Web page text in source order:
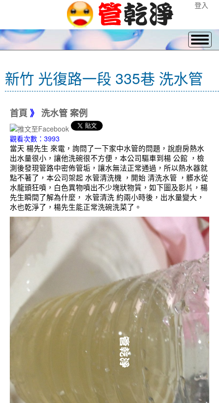
登入
新竹 光復路一段 335巷 洗水管
首頁 》 洗水管 案例
觀看次數：3993
當天 楊先生 來電，詢問了一下家中水管的問題，說廚房熱水
出水量很小，讓他洗碗很不方便，本公司驅車到楊 公館 ，檢
測後發現管路中密佈管垢，讓水無法正常通過，所以熱水器就
點不著了，本公司架起 水管清洗機 ，開始 清洗水管 ，髒水從
水龍頭狂噴，白色異物噴出不少塊狀物質，如下圖及影片，楊
先生瞬間了解為什麼， 水管清洗 約兩小時後，出水量變大，
水也乾淨了，楊先生能正常洗碗洗菜了。